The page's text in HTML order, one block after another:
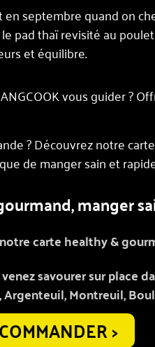
septembre quand on
pad thaï revisité au
et équilibre.
vous guider ?
? Découvrez notre
de manger sain et
manger
carte healthy &
savourer sur place
Montreuil,
COMMANDER >